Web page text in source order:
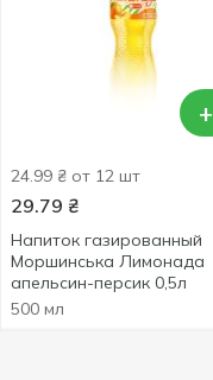
+
24.99 ₴ от 12 шт
29.79 ₴
Напиток газированный
Моршинська Лимонада
апельсин-персик 0,5л
500 мл